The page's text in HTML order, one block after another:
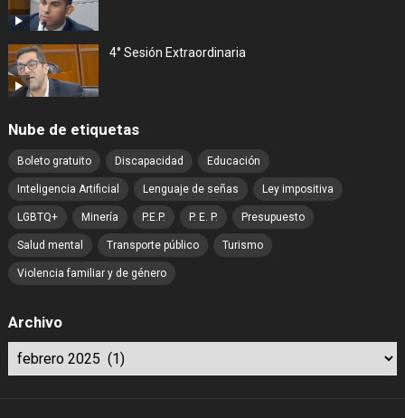
4° Sesión Extraordinaria
Nube de etiquetas
Boleto gratuito Discapacidad Educación
Inteligencia Artificial Lenguaje de señas Ley impositiva
LGBTQ+ Minería P.E.P. P. E. P. Presupuesto
Salud mental Transporte público Turismo
Violencia familiar y de género
Archivo
Archivo